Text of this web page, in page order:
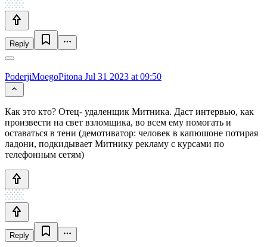
Reply
PoderjiMoegoPitona Jul 31 2023 at 09:50
Как это кто? Отец- удаленщик Митника. Даст интервью, как
произвести на свет взломщика, во всем ему помогать и
оставаться в тени (демотиватор: человек в капюшоне потирая
ладони, подкидывает Митнику рекламу с курсами по
телефонным сетям)
Reply